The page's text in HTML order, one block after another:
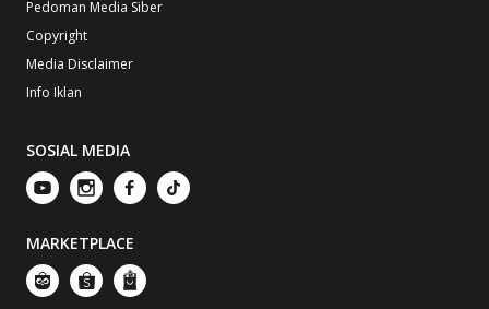
Pedoman Media Siber
Copyright
Media Disclaimer
Info Iklan
SOSIAL MEDIA
MARKETPLACE